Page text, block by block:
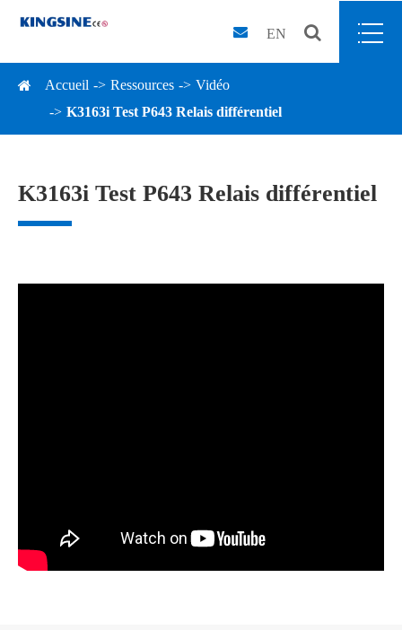
EN
Accueil Ressources
Vidéo
K3163i Test P643 Relais différentiel
K3163i Test P643 Relais différentiel